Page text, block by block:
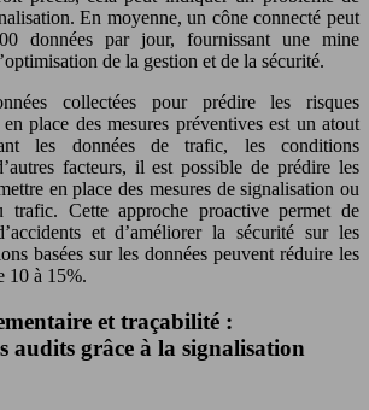
En moyenne, un cône connecté peut
données par jour, fournissant une mine
de la gestion et de la sécurité.
collectées pour prédire les risques
place des mesures préventives est un atout
les données de trafic, les conditions
facteurs, il est possible de prédire les
en place des mesures de signalisation ou
trafic. Cette approche proactive permet de
et d’améliorer la sécurité sur les
basées sur les données peuvent réduire les
10 à 15%.
et traçabilité :
audits grâce à la signalisation